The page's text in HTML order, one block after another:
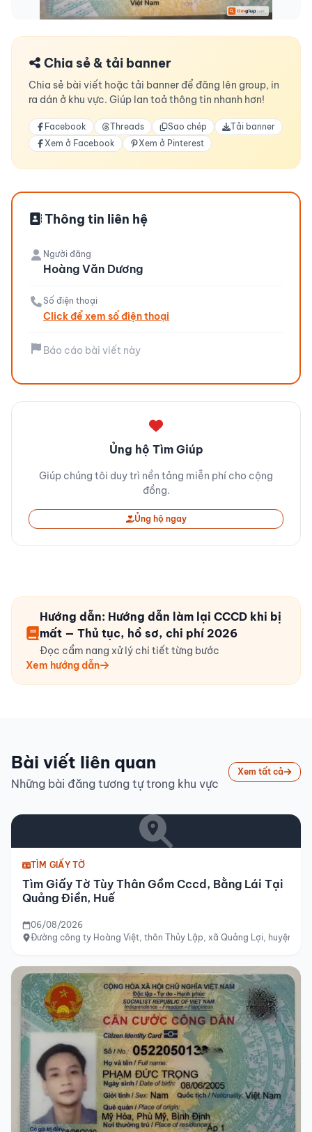
Chia sẻ & tải banner
Chia sẻ bài viết hoặc tải banner để đăng lên group, in
ra dán ở khu vực. Giúp lan toả thông tin nhanh hơn!
Facebook Threads Sao chép
Tải banner
Xem ở Facebook
Xem ở Pinterest
Thông tin liên hệ
Người đăng
Hoàng Văn Dương
Số điện thoại
Click để xem số điện thoại
Báo cáo bài viết này
Ủng hộ Tìm Giúp
Giúp chúng tôi duy trì nền tảng miễn phí cho cộng
đồng.
Ủng hộ ngay
Hướng dẫn: Hướng dẫn làm lại CCCD khi bị
mất — Thủ tục, hồ sơ, chi phí 2026
Đọc cẩm nang xử lý chi tiết từng bước
Xem hướng dẫn
Bài viết liên quan
Những bài đăng tương tự trong khu vực
Xem tất cả
TÌM GIẤY TỜ
Tìm Giấy Tờ Tùy Thân Gồm Cccd, Bằng Lái Tại
Quảng Điền, Huế
06/08/2026
Đường công ty Hoàng Việt, thôn Thủy Lập, xã Quảng Lợi, huyện